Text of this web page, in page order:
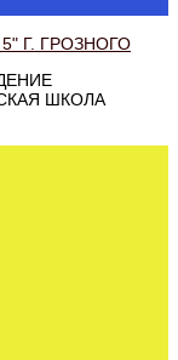
ШКОЛА